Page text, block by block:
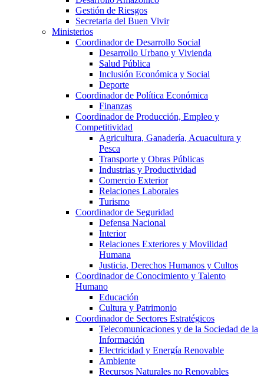
Gestión de Riesgos
Secretaria del Buen Vivir
Ministerios
Coordinador de Desarrollo Social
Desarrollo Urbano y Vivienda
Salud Pública
Inclusión Económica y Social
Deporte
Coordinador de Política Económica
Finanzas
Coordinador de Producción, Empleo y
Competitividad
Agricultura, Ganadería, Acuacultura y
Pesca
Transporte y Obras Públicas
Industrias y Productividad
Comercio Exterior
Relaciones Laborales
Turismo
Coordinador de Seguridad
Defensa Nacional
Interior
Relaciones Exteriores y Movilidad
Humana
Justicia, Derechos Humanos y Cultos
Coordinador de Conocimiento y Talento
Humano
Educación
Cultura y Patrimonio
Coordinador de Sectores Estratégicos
Telecomunicaciones y de la Sociedad de la
Información
Electricidad y Energía Renovable
Ambiente
Recursos Naturales no Renovables